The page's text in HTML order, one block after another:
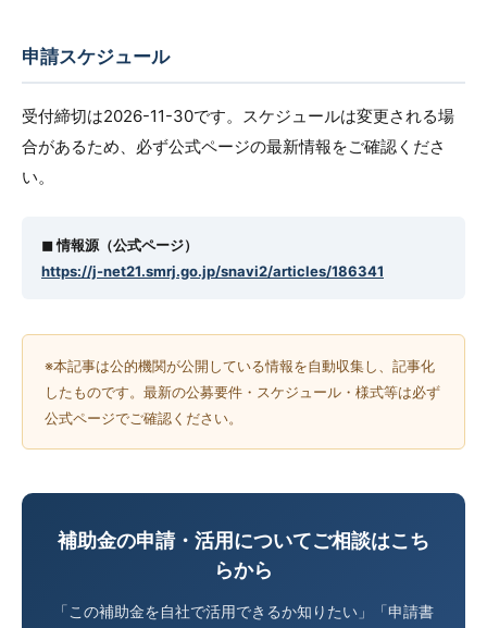
申請スケジュール
受付締切は2026-11-30です。スケジュールは変更される場
合があるため、必ず公式ページの最新情報をご確認くださ
い。
◼︎ 情報源（公式ページ）
https://j-net21.smrj.go.jp/snavi2/articles/186341
※本記事は公的機関が公開している情報を自動収集し、記事化
したものです。最新の公募要件・スケジュール・様式等は必ず
公式ページでご確認ください。
補助金の申請・活用についてご相談はこち
らから
「この補助金を自社で活用できるか知りたい」「申請書